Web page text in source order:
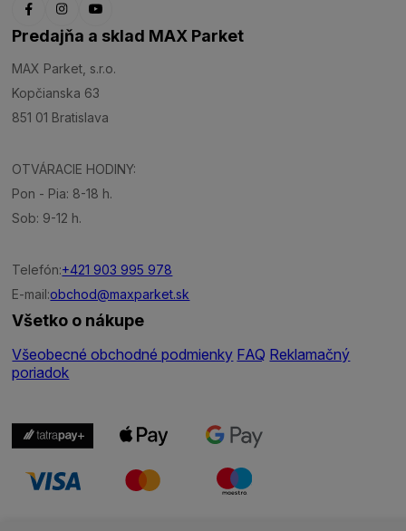
Predajňa a sklad MAX Parket
MAX Parket, s.r.o.
Kopčianska 63
851 01 Bratislava
OTVÁRACIE HODINY:
Pon - Pia: 8-18 h.
Sob: 9-12 h.
Telefón:+421 903 995 978
E-mail:obchod@maxparket.sk
Všetko o nákupe
Všeobecné obchodné podmienky FAQ Reklamačný
poriadok